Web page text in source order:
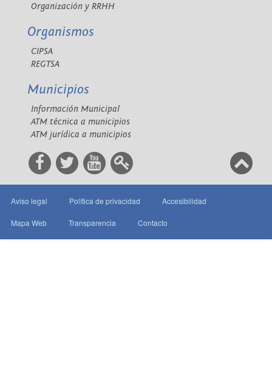
Organización y RRHH
Organismos
CIPSA
REGTSA
Municipios
Información Municipal
ATM técnica a municipios
ATM jurídica a municipios
Aviso legal Política de privacidad Accesibilidad
Mapa Web Transparencia Contacto